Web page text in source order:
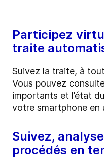
Participez
traite
Suivez la traite, à
Vous pouvez
importants et l’état
votre smartphone en
Suivez,
procédés en